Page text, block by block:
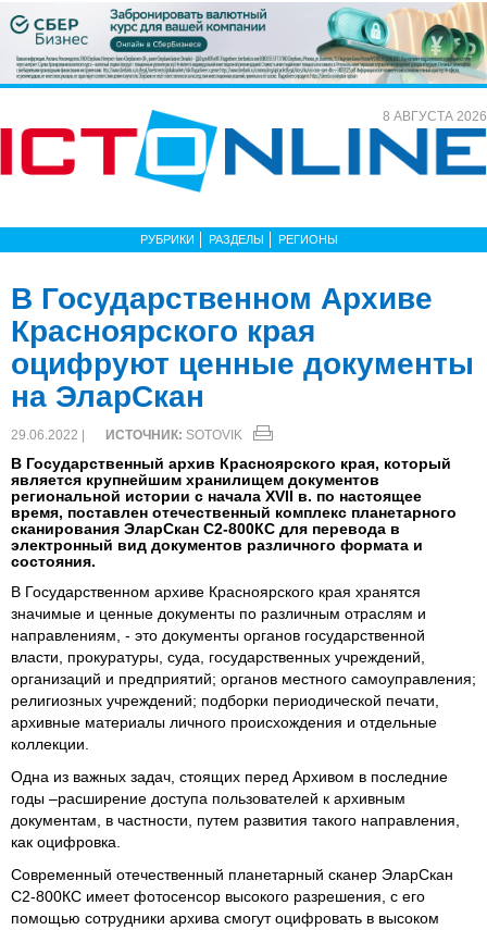
8 АВГУСТА 2026
РУБРИКИ РАЗДЕЛЫ РЕГИОНЫ
В Государственном Архиве
Красноярского края
оцифруют ценные документы
на ЭларСкан
29.06.2022 | ИСТОЧНИК: SOTOVIK
В Государственный архив Красноярского края, который
является крупнейшим хранилищем документов
региональной истории с начала XVII в. по настоящее
время, поставлен отечественный комплекс планетарного
сканирования ЭларСкан С2-800КС для перевода в
электронный вид документов различного формата и
состояния.
В Государственном архиве Красноярского края хранятся
значимые и ценные документы по различным отраслям и
направлениям, - это документы органов государственной
власти, прокуратуры, суда, государственных учреждений,
организаций и предприятий; органов местного самоуправления;
религиозных учреждений; подборки периодической печати,
архивные материалы личного происхождения и отдельные
коллекции.
Одна из важных задач, стоящих перед Архивом в последние
годы –расширение доступа пользователей к архивным
документам, в частности, путем развития такого направления,
как оцифровка.
Современный отечественный планетарный сканер ЭларСкан
С2-800КС имеет фотосенсор высокого разрешения, с его
помощью сотрудники архива смогут оцифровать в высоком